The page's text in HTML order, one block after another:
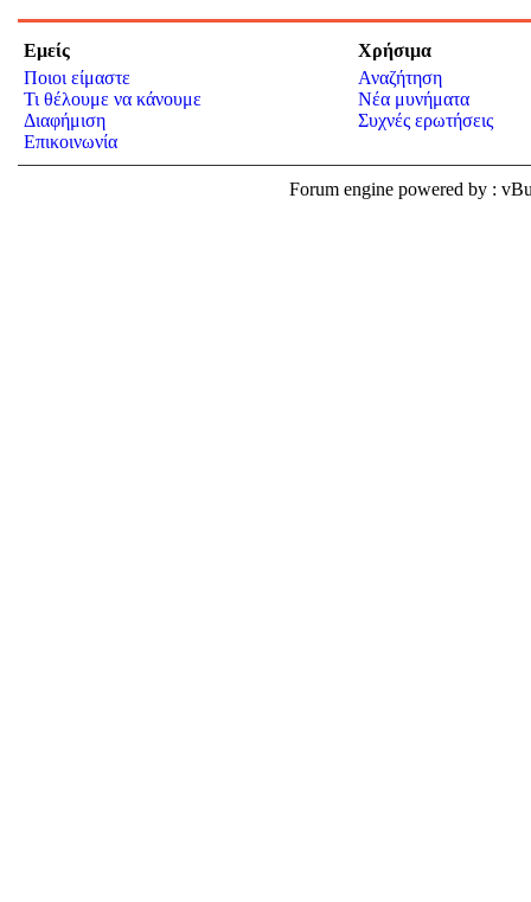
Εμείς
Ποιοι είμαστε
Τι θέλουμε να κάνουμε
Διαφήμιση
Επικοινωνία
Χρήσιμα
Αναζήτηση
Νέα μυνήματα
Συχνές ερωτήσεις
Forum engine powered by :